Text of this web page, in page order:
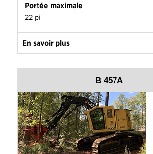
Portée maximale
22 pi
En savoir plus
B 457A